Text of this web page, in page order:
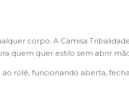
corpo. A Camisa
quem quer estilo sem abrir
rolê, funcionando aberta,